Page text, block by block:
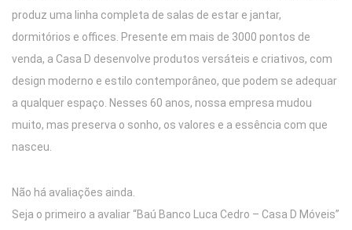
produz uma linha completa de salas de estar e jantar,
dormitórios e offices. Presente em mais de 3000 pontos de
venda, a Casa D desenvolve produtos versáteis e criativos, com
design moderno e estilo contemporâneo, que podem se adequar
a qualquer espaço. Nesses 60 anos, nossa empresa mudou
muito, mas preserva o sonho, os valores e a essência com que
nasceu.
Não há avaliações ainda.
Seja o primeiro a avaliar “Baú Banco Luca Cedro – Casa D Móveis”